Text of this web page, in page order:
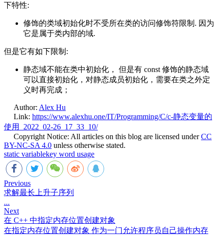
下特性:
修饰的类域初始化时不受所在类的访问修饰符限制. 因为
它是属于类内部的域.
但是它有如下限制:
静态域不能在类中初始化， 但是有 const 修饰的静态域
可以直接初始化，对静态成员初始化，需要在类之外定
义时再完成；
Author: Alex Hu
Link: https://www.alexhu.one/IT/Programming/C/c-静态变量的
使用_2022_02-26_17_33_10/
Copyright Notice: All articles on this blog are licensed underCC
BY-NC-SA 4.0 unless otherwise stated.
static variablekey word usage
Previous
求解最长上升子序列
...
Next
在 C++ 中指定内存位置创建对象
在指定内存位置创建对象 作为一门允许程序员自己操作内存